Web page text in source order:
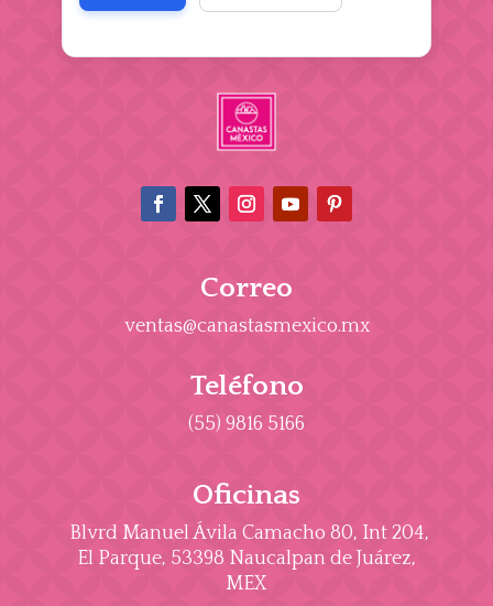
Correo
ventas@canastasmexico.mx
Teléfono
(55) 9816 5166
Oficinas
Blvrd Manuel Ávila Camacho 80, Int 204,
El Parque, 53398 Naucalpan de Juárez,
MEX